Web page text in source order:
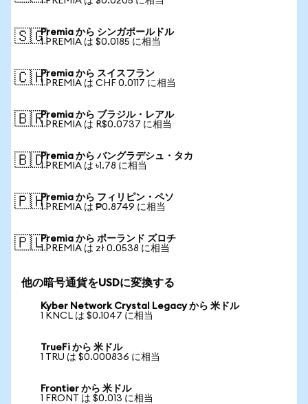
🇸🇬Premia から シンガポールドル
1 PREMIA は $0.0185 に相当
🇨🇭Premia から スイスフラン
1 PREMIA は CHF 0.0117 に相当
🇧🇷Premia から ブラジル・レアル
1 PREMIA は R$0.0737 に相当
🇧🇩Premia から バングラデシュ・タカ
1 PREMIA は ৳1.78 に相当
🇵🇭Premia から フィリピン・ペソ
1 PREMIA は ₱0.8749 に相当
🇵🇱Premia から ポーランド ズロチ
1 PREMIA は zł 0.0538 に相当
他の暗号通貨をUSDに変換する
Kyber Network Crystal Legacy から 米ドル
1 KNCL は $0.1047 に相当
TrueFi から 米ドル
1 TRU は $0.000836 に相当
Frontier から 米ドル
1 FRONT は $0.013 に相当